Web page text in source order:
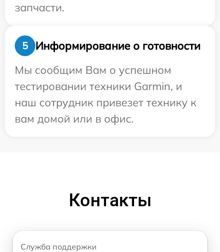
запчасти.
5
Информирование о готовности
Мы сообщим Вам о успешном
тестировании техники Garmin, и
наш сотрудник привезет технику к
вам домой или в офис.
Контакты
Служба поддержки